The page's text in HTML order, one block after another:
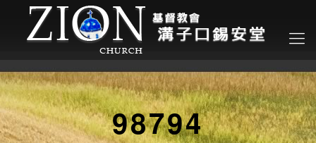
98794